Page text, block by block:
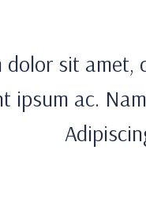
dolor sit
ipsum ac.